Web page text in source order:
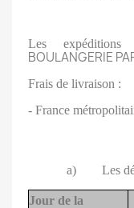
Les
BOULANGERIE
Frais de livraison :
- France
a) Les
Jour de la